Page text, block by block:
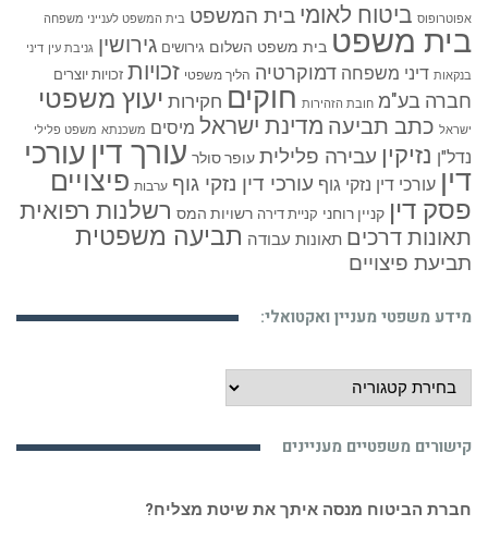
אפוטרופוס ביטוח לאומי בית המשפט בית המשפט לענייני משפחה
בית משפט בית משפט השלום גירושים גירושין גניבת עין דיני
בנקאות דיני משפחה דמוקרטיה הליך משפטי זכויות זכויות יוצרים
חברה בע"מ חובת הזהירות חוקים חקירות יעוץ משפטי
ישראל כתב תביעה מדינת ישראל מיסים משכנתא משפט פלילי
נדל"ן נזיקין עבירה פלילית עופר סולר עורך דין עורכי
דין עורכי דין נזקי גוף עורכי דין נזקי גוף ערבות פיצויים
פסק דין קניין רוחני קניית דירה רשויות המס רשלנות רפואית
תאונות דרכים תאונות עבודה תביעה משפטית
תביעת פיצויים
מידע משפטי מעניין ואקטואלי:
מידע
משפטי
ואקטואלי:
קישורים משפטיים מעניינים
חברת הביטוח מנסה איתך את שיטת מצליח?